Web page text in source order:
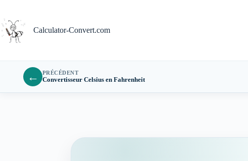
contenu
Calculator-Convert.com
← PRÉCÉDENT
Convertisseur Celsius en Fahrenheit